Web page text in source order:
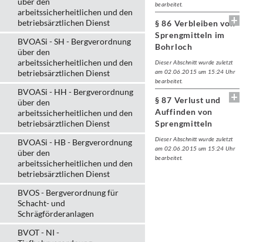
arbeitssicherheitlichen und den
betriebsärztlichen Dienst
BVOASi - SH - Bergverordnung
über den
arbeitssicherheitlichen und den
betriebsärztlichen Dienst
BVOASi - HH - Bergverordnung
über den
arbeitssicherheitlichen und den
betriebsärztlichen Dienst
BVOASi - HB - Bergverordnung
über den
arbeitssicherheitlichen und den
betriebsärztlichen Dienst
BVOS - Bergverordnung für
Schacht- und
Schrägförderanlagen
BVOT - NI -
bearbeitet.
§ 86 Verbleiben von
Sprengmitteln im
Bohrloch
Dieser Abschnitt wurde zuletzt
am 02.06.2015 um 15:24 Uhr
bearbeitet.
§ 87 Verlust und
Auffinden von
Sprengmitteln
Dieser Abschnitt wurde zuletzt
am 02.06.2015 um 15:24 Uhr
bearbeitet.